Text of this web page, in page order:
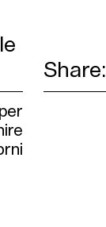
Share: